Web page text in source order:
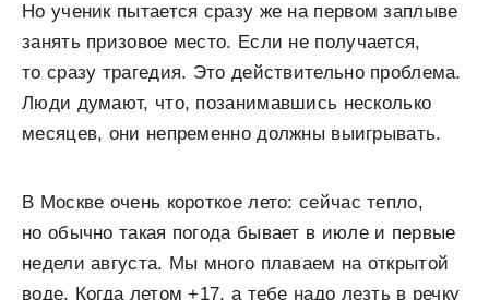
Но ученик пытается сразу же на первом заплыве
занять призовое место. Если не получается,
то сразу трагедия. Это действительно проблема.
Люди думают, что, позанимавшись несколько
месяцев, они непременно должны выигрывать.
В Москве очень короткое лето: сейчас тепло,
но обычно такая погода бывает в июле и первые
недели августа. Мы много плаваем на открытой
воде. Когда летом +17, а тебе надо лезть в речку